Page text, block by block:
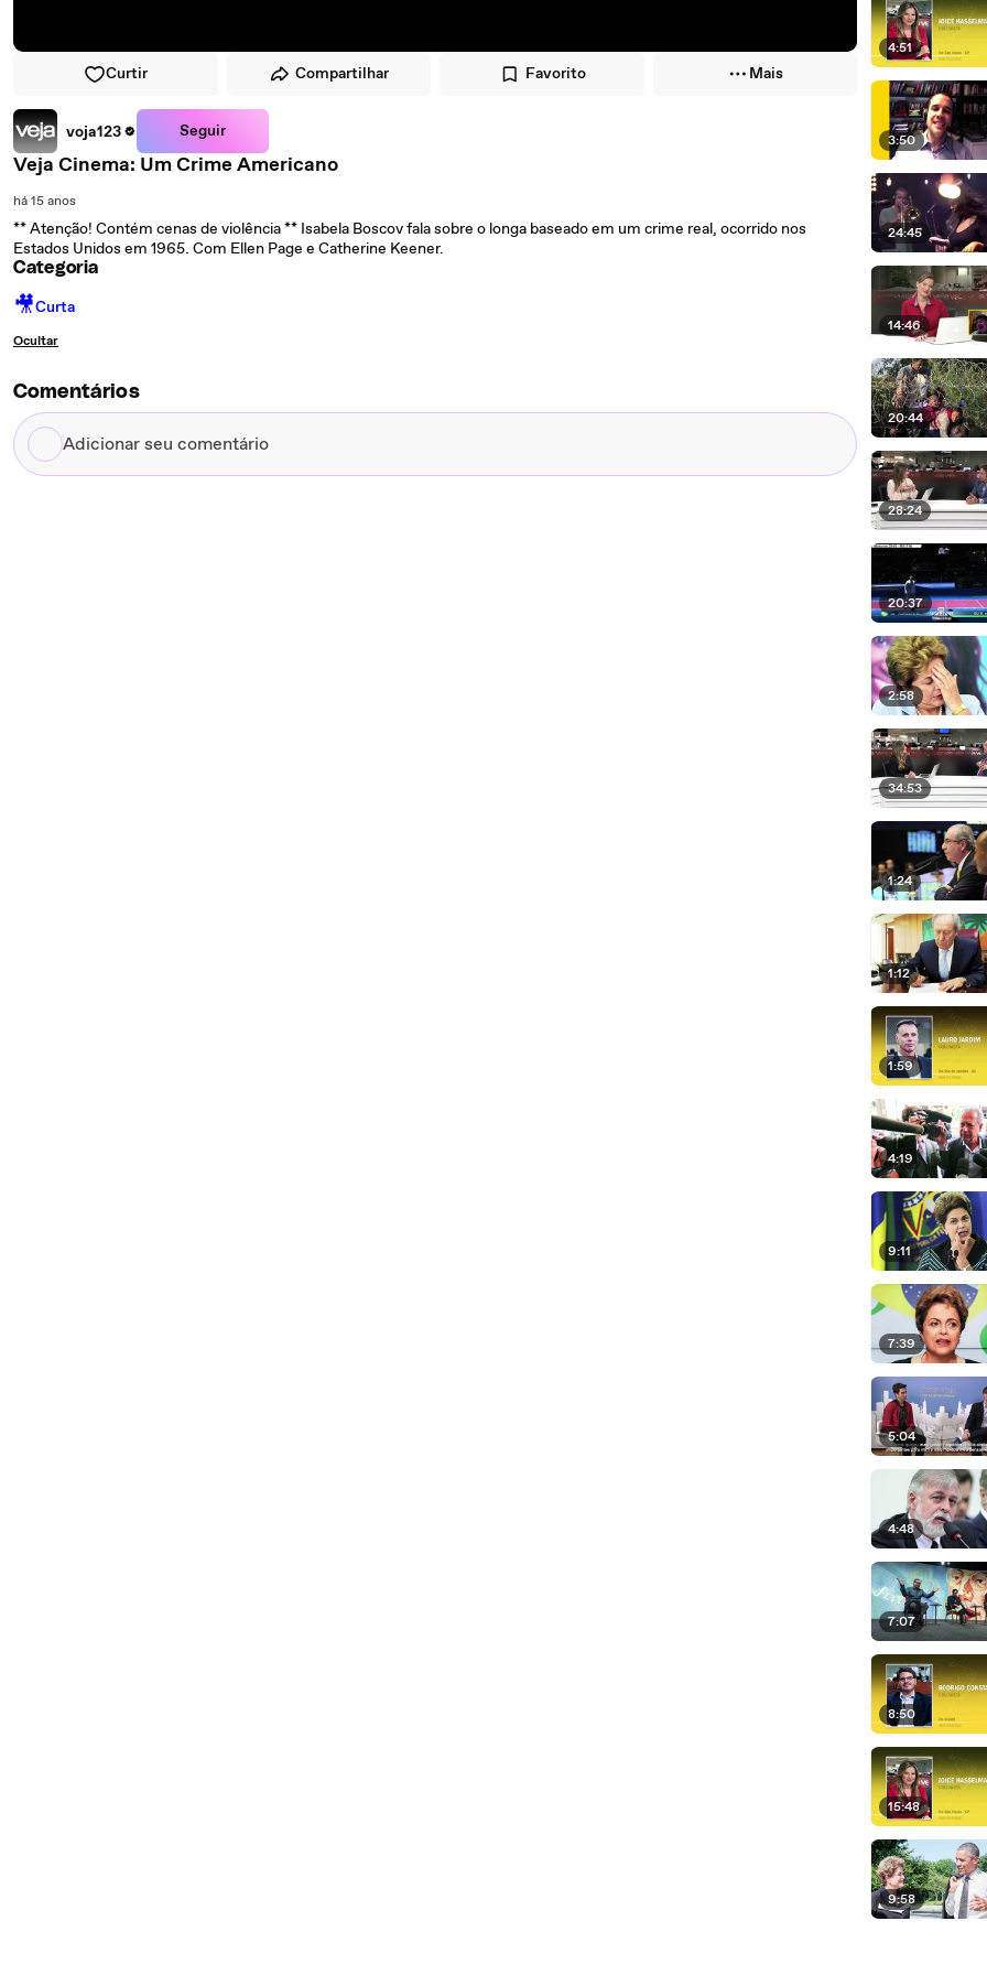
Curtir Compartilhar Favorito Mais
voja123 Seguir
Veja Cinema: Um Crime Americano
há 15 anos
** Atenção! Contém cenas de violência ** Isabela Boscov fala sobre o longa baseado em um crime real, ocorrido nos
Estados Unidos em 1965. Com Ellen Page e Catherine Keener.
Categoria
🎥Curta
Ocultar
Comentários
Adicionar
seu
4:51
3:50
24:45
14:46
20:44
28:24
20:37
2:58
34:53
1:24
1:12
1:59
4:19
9:11
7:39
5:04
4:48
7:07
8:50
15:48
9:58